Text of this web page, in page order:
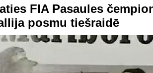
FIA Pasaules
posmu tiešraidē